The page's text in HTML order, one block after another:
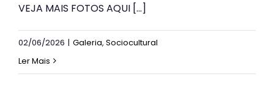
VEJA MAIS FOTOS AQUI [...]
02/06/2026 | Galeria, Sociocultural
Ler Mais